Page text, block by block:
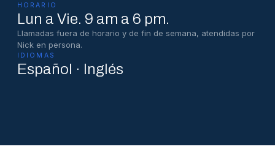
HORARIO
Lun a Vie. 9 am a 6 pm.
Llamadas fuera de horario y de fin de semana, atendidas por
Nick en persona.
IDIOMAS
Español · Inglés